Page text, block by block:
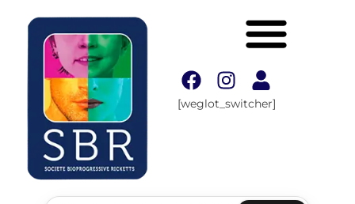
[weglot_switcher]